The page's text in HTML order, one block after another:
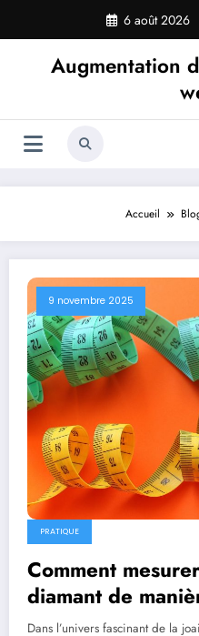
contenu
6 août 2026
Augmentation
Accueil
9 novembre 2025
PRATIQUE
Comment
diamant de
Dans l’univers fascinant de la